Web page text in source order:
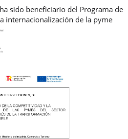
sido beneficiario del Programa de
internacionalización de la pyme